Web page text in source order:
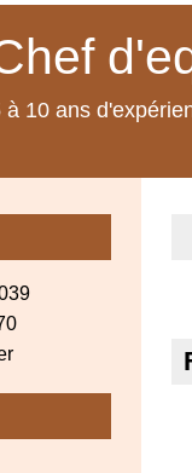
à 10 ans